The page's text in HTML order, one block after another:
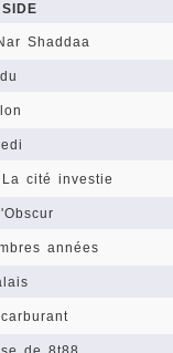
Shaddaa
cité investie
années